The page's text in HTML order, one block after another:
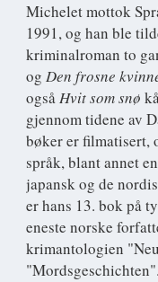
Michelet mottok
1991, og han ble
kriminalroman to
og Den frosne
ogsåHvit som snø
gjennom tidene av
bøker er filmatisert,
språk, blant annet
japansk og de
er hans 13. bok på
eneste norske
krimantologien
"Mordsgeschichten".